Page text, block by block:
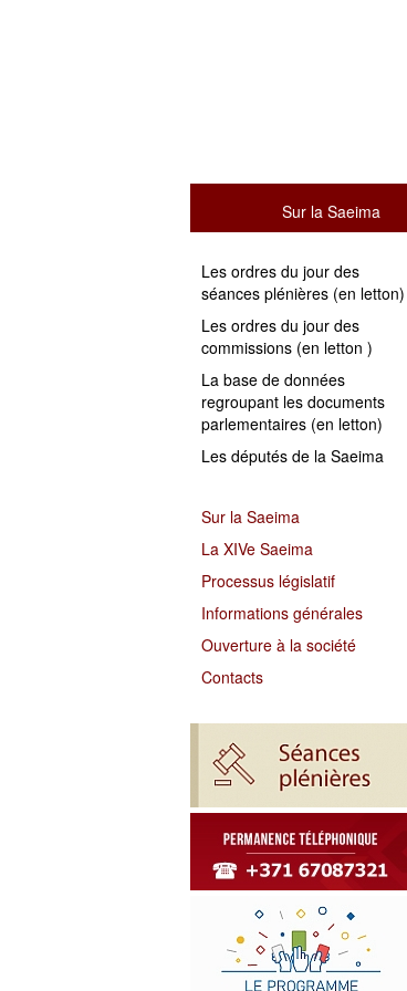
Sur la Saeima
Les ordres du jour des
séances plénières (en letton)
Les ordres du jour des
commissions (en letton )
La base de données
regroupant les documents
parlementaires (en letton)
Les députés de la Saeima
Sur la Saeima
La XIVe Saeima
Processus législatif
Informations générales
Ouverture à la société
Contacts